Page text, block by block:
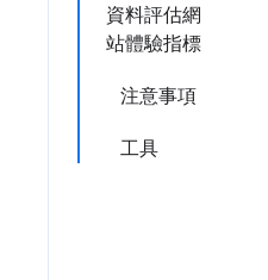
資料評估網
站體驗指標
注意事項
工具